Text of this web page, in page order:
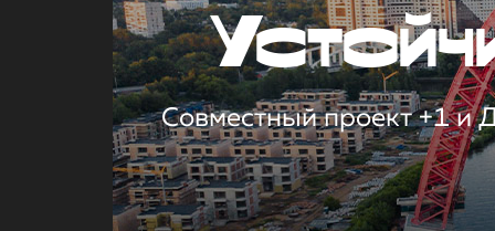
Совместный проект +1 и